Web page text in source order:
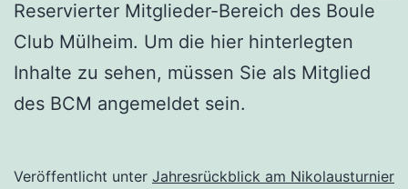
Reservierter Mitglieder-Bereich des Boule
Club Mülheim. Um die hier hinterlegten
Inhalte zu sehen, müssen Sie als Mitglied
des BCM angemeldet sein.
Veröffentlicht unter Jahresrückblick am Nikolausturnier